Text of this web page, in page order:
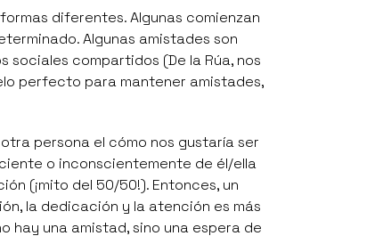
diferentes. Algunas comienzan
Algunas amistades son
compartidos (De la Rúa, nos
perfecto para mantener amistades,
persona el cómo nos gustaría ser
o inconscientemente de él/ella
(¡mito del 50/50!). Entonces, un
la dedicación y la atención es más
hay una amistad, sino una espera de